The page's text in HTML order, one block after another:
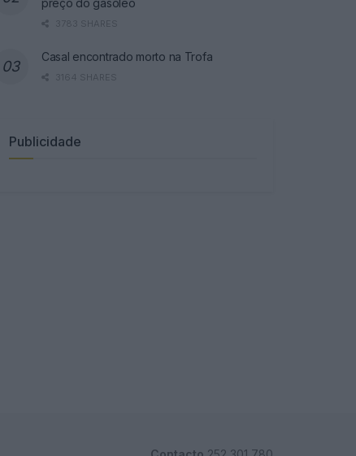
3783 SHARES
Casal encontrado morto na Trofa
3164 SHARES
Publicidade